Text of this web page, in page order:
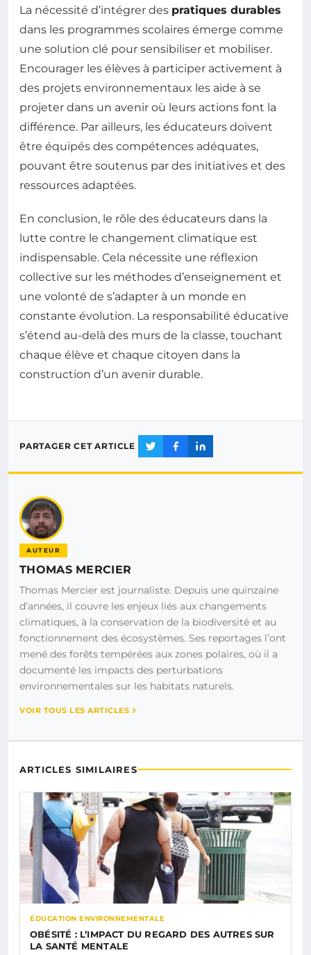
La nécessité d’intégrer des pratiques durables
dans les programmes scolaires émerge comme
une solution clé pour sensibiliser et mobiliser.
Encourager les élèves à participer activement à
des projets environnementaux les aide à se
projeter dans un avenir où leurs actions font la
différence. Par ailleurs, les éducateurs doivent
être équipés des compétences adéquates,
pouvant être soutenus par des initiatives et des
ressources adaptées.
En conclusion, le rôle des éducateurs dans la
lutte contre le changement climatique est
indispensable. Cela nécessite une réflexion
collective sur les méthodes d’enseignement et
une volonté de s’adapter à un monde en
constante évolution. La responsabilité éducative
s’étend au-delà des murs de la classe, touchant
chaque élève et chaque citoyen dans la
construction d’un avenir durable.
PARTAGER CET ARTICLE
AUTEUR
THOMAS MERCIER
Thomas Mercier est journaliste. Depuis une quinzaine
d’années, il couvre les enjeux liés aux changements
climatiques, à la conservation de la biodiversité et au
fonctionnement des écosystèmes. Ses reportages l’ont
mené des forêts tempérées aux zones polaires, où il a
documenté les impacts des perturbations
environnementales sur les habitats naturels.
VOIR TOUS LES ARTICLES
ARTICLES SIMILAIRES
ÉDUCATION ENVIRONNEMENTALE
OBÉSITÉ : L’IMPACT DU REGARD DES AUTRES SUR
LA SANTÉ MENTALE